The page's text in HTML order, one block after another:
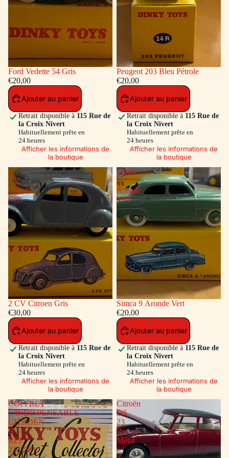
Ford Vedette 54 Gris
€20,00
Ajouter au panier
Retrait disponible à 115 Rue de
la Croix Nivert
Habituellement prête en
24 heures
Afficher les informations de
la boutique
Peugeot 203 Bleu Pétrole
€20,00
Ajouter au panier
Retrait disponible à 115 Rue de
la Croix Nivert
Habituellement prête en
24 heures
Afficher les informations de
la boutique
2
CV
Citroen
Gris
2 CV Citroen Gris
€30,00
Ajouter au panier
Retrait disponible à 115 Rue de
la Croix Nivert
Habituellement prête en
24 heures
Afficher les informations de
la boutique
Simca
9
Aronde
Vert
Simca 9 Aronde Vert
€20,00
Ajouter au panier
Retrait disponible à 115 Rue de
la Croix Nivert
Habituellement prête en
24 heures
Afficher les informations de
la boutique
COFFRET
L'INDISPENSABLE
CITROEN
H
REF
25C/561
Citroën
DS
23
Rouge
Métal
/